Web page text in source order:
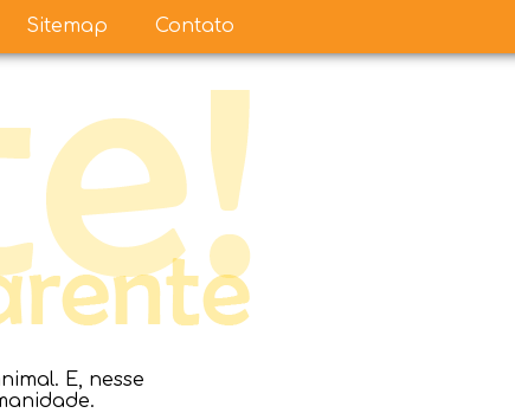
E, nesse
Sitemap Contato